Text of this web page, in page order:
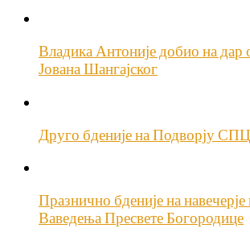
Владика Антоније добио на дар
Јована Шангајског
Друго бденије на Подворју
Празнично бденије на навечерје
Ваведења Пресвете Богородице